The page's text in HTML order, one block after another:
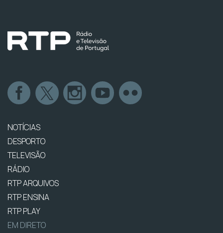
NOTÍCIAS
DESPORTO
TELEVISÃO
RÁDIO
RTP ARQUIVOS
RTP ENSINA
RTP PLAY
EM DIRETO